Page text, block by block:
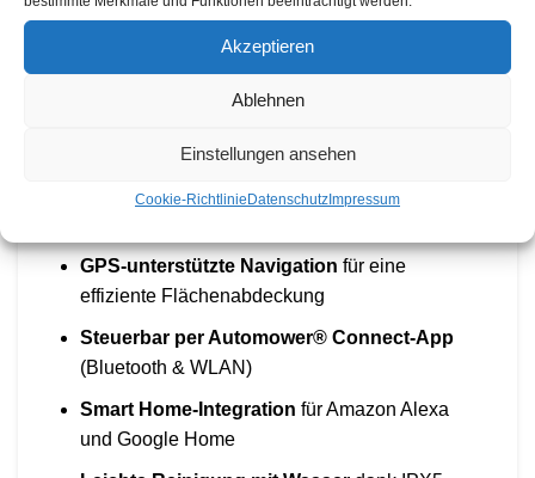
Akzeptieren
Ablehnen
Einstellungen ansehen
Cookie-RichtlinieDatenschutzImpressum
EdgeCut-Funktionfür minimalen
Rasenkantenschnitt
Für Rasenflächen bis 1.000 m²
Husqvarna EPOS®-Technologie
Automower® Zone Controlfür individuelle
GPS-unterstützte Navigation für eine
effiziente Flächenabdeckung
Steuerbar per Automower® Connect-App
(Bluetooth & WLAN)
Smart Home-Integration für Amazon Alexa
und Google Home